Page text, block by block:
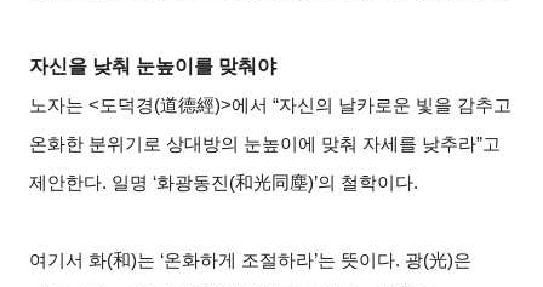
자신을 낮춰 눈높이를 맞춰야
노자는 <도덕경(道德經)>에서 “자신의 날카로운 빛을 감추고
온화한 분위기로 상대방의 눈높이에 맞춰 자세를 낮추라”고
제안한다. 일명 ‘화광동진(和光同塵)’의 철학이다.
여기서 화(和)는 ‘온화하게 조절하라’는 뜻이다. 광(光)은